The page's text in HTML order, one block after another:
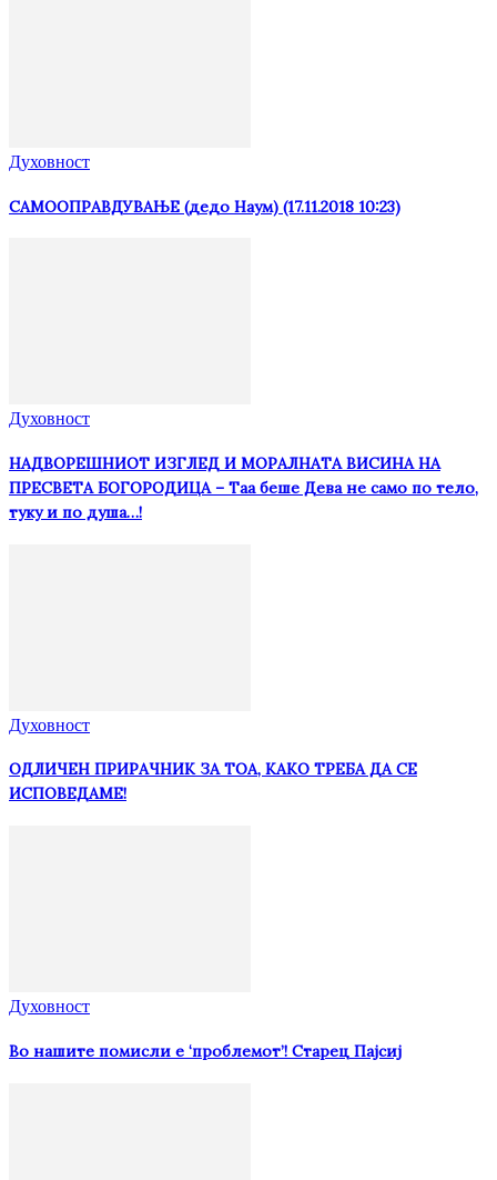
Духовност
САМООПРАВДУВАЊЕ (дедо Наум) (17.11.2018 10:23)
Духовност
НАДВОРЕШНИОТ ИЗГЛЕД И МОРАЛНАТА ВИСИНА HA
ПРЕСВЕТА БОГОРОДИЦА – Таа беше Дева не само по тело,
туку и по душа…!
Духовност
ОДЛИЧЕН ПРИРАЧНИК ЗА ТОА, КАКО ТРЕБА ДА СЕ
ИСПОВЕДАМЕ!
Духовност
Во нашите помисли е ‘проблемот’! Старец Пајсиј